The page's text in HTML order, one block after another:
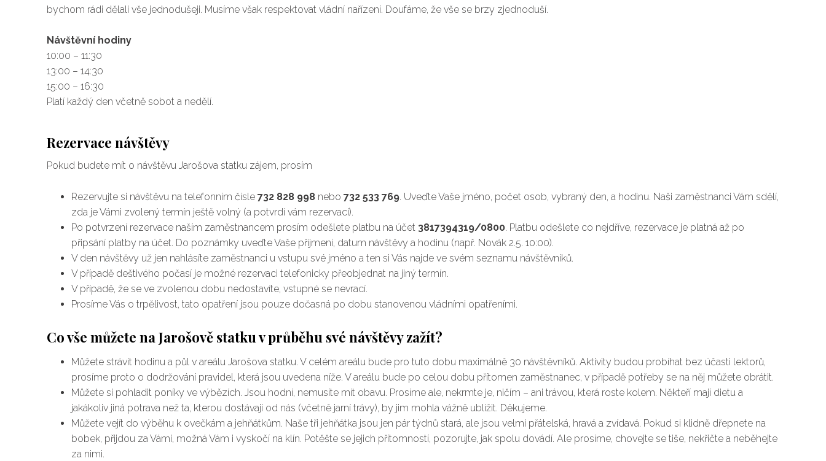
bychom rádi dělali vše jednodušeji. Musíme však respektovat vládní nařízení. Doufáme, že vše se brzy zjednoduší.
Návštěvní hodiny
10:00 – 11:30
13:00 – 14:30
15:00 – 16:30
Platí každý den včetně sobot a nedělí.
Rezervace návštěvy
Pokud budete mít o návštěvu Jarošova statku zájem, prosím
Rezervujte si návštěvu na telefonním čísle 732 828 998 nebo 732 533 769. Uveďte Vaše jméno, počet osob, vybraný den, a hodinu. Naši zaměstnanci Vám sdělí,
zda je Vámi zvolený termín ještě volný (a potvrdí vám rezervaci).
Po potvrzení rezervace naším zaměstnancem prosím odešlete platbu na účet 3817394319/0800. Platbu odešlete co nejdříve, rezervace je platná až po
připsání platby na účet. Do poznámky uveďte Vaše příjmení, datum návštěvy a hodinu (např. Novák 2.5. 10:00).
V den návštěvy už jen nahlásíte zaměstnanci u vstupu své jméno a ten si Vás najde ve svém seznamu návštěvníků.
V případě deštivého počasí je možné rezervaci telefonicky přeobjednat na jiný termín.
V případě, že se ve zvolenou dobu nedostavíte, vstupné se nevrací.
Prosíme Vás o trpělivost, tato opatření jsou pouze dočasná po dobu stanovenou vládními opatřeními.
Co vše můžete na Jarošově statku v průběhu své návštěvy zažít?
Můžete strávit hodinu a půl v areálu Jarošova statku. V celém areálu bude pro tuto dobu maximálně 30 návštěvníků. Aktivity budou probíhat bez účasti lektorů,
prosíme proto o dodržování pravidel, která jsou uvedena níže. V areálu bude po celou dobu přítomen zaměstnanec, v případě potřeby se na něj můžete obrátit.
Můžete si pohladit poníky ve výbězích. Jsou hodní, nemusíte mít obavu. Prosíme ale, nekrmte je, ničím – ani trávou, která roste kolem. Někteří mají dietu a
jakákoliv jiná potrava než ta, kterou dostávají od nás (včetně jarní trávy), by jim mohla vážně ublížit. Děkujeme.
Můžete vejít do výběhu k ovečkám a jehňátkům. Naše tři jehňátka jsou jen pár týdnů stará, ale jsou velmi přátelská, hravá a zvídavá. Pokud si klidně dřepnete na
bobek, přijdou za Vámi, možná Vám i vyskočí na klín. Potěšte se jejich přítomností, pozorujte, jak spolu dovádí. Ale prosíme, chovejte se tiše, nekřičte a neběhejte
za nimi.